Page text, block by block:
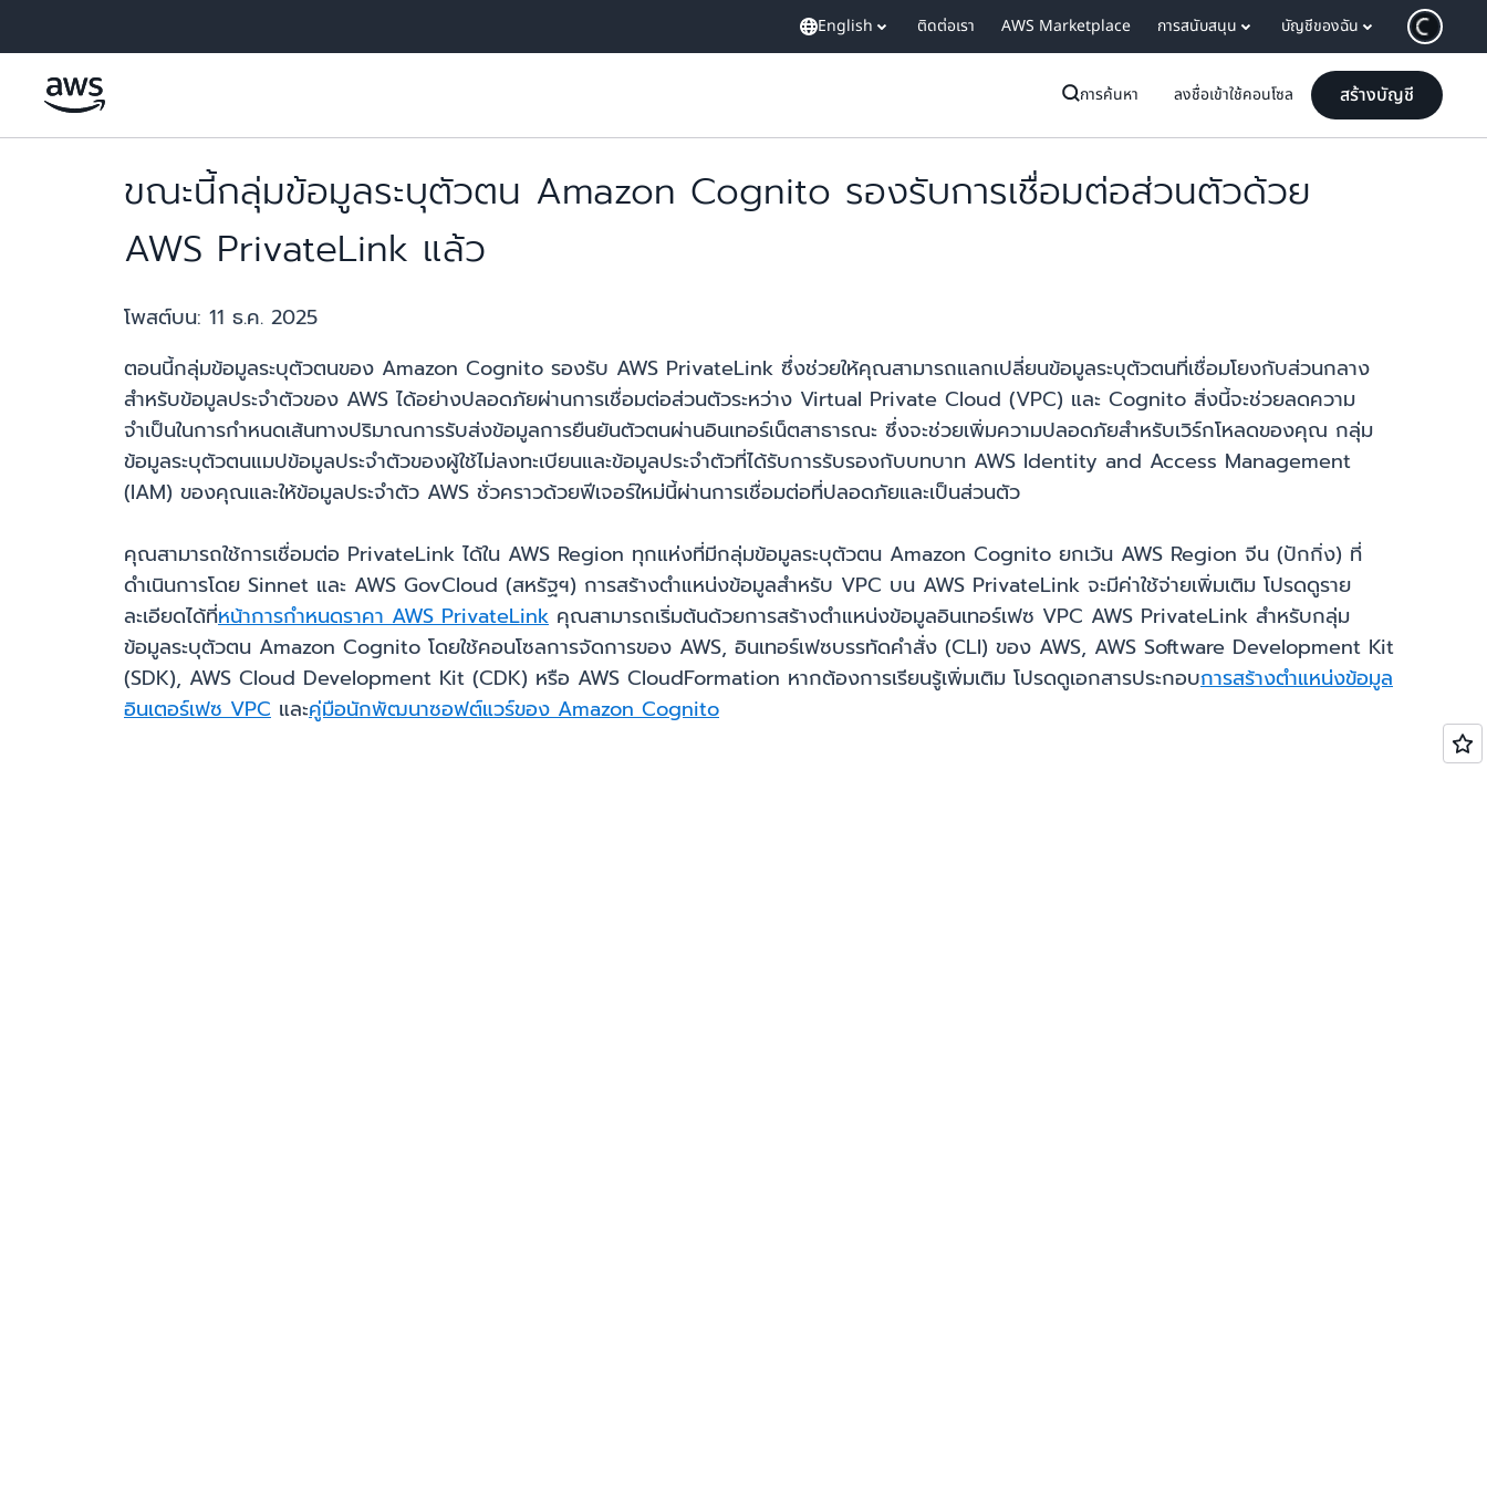
English ติดต่อเรา AWS Marketplace การสนับสนุน บัญชีของฉัน
การค้นหา ลงชื่อเข้าใช้คอนโซล สร้างบัญชี
ขณะนี้กลุ่มข้อมูลระบุตัวตน Amazon Cognito รองรับการเชื่อมต่อส่วนตัวด้วย
AWS PrivateLink แล้ว
โพสต์บน: 11 ธ.ค. 2025
ตอนนี้กลุ่มข้อมูลระบุตัวตนของ Amazon Cognito รองรับ AWS PrivateLink ซึ่งช่วยให้คุณสามารถแลกเปลี่ยนข้อมูลระบุตัวตนที่เชื่อมโยงกับส่วนกลาง
สำหรับข้อมูลประจำตัวของ AWS ได้อย่างปลอดภัยผ่านการเชื่อมต่อส่วนตัวระหว่าง Virtual Private Cloud (VPC) และ Cognito สิ่งนี้จะช่วยลดความ
จำเป็นในการกำหนดเส้นทางปริมาณการรับส่งข้อมูลการยืนยันตัวตนผ่านอินเทอร์เน็ตสาธารณะ ซึ่งจะช่วยเพิ่มความปลอดภัยสำหรับเวิร์กโหลดของคุณ กลุ่ม
ข้อมูลระบุตัวตนแมปข้อมูลประจำตัวของผู้ใช้ไม่ลงทะเบียนและข้อมูลประจำตัวที่ได้รับการรับรองกับบทบาท AWS Identity and Access Management
(IAM) ของคุณและให้ข้อมูลประจำตัว AWS ชั่วคราวด้วยฟีเจอร์ใหม่นี้ผ่านการเชื่อมต่อที่ปลอดภัยและเป็นส่วนตัว
คุณสามารถใช้การเชื่อมต่อ PrivateLink ได้ใน AWS Region ทุกแห่งที่มีกลุ่มข้อมูลระบุตัวตน Amazon Cognito ยกเว้น AWS Region จีน (ปักกิ่ง) ที่
ดำเนินการโดย Sinnet และ AWS GovCloud (สหรัฐฯ) การสร้างตำแหน่งข้อมูลสำหรับ VPC บน AWS PrivateLink จะมีค่าใช้จ่ายเพิ่มเติม โปรดดูราย
ละเอียดได้ที่หน้าการกำหนดราคา AWS PrivateLink คุณสามารถเริ่มต้นด้วยการสร้างตำแหน่งข้อมูลอินเทอร์เฟซ VPC AWS PrivateLink สำหรับกลุ่ม
ข้อมูลระบุตัวตน Amazon Cognito โดยใช้คอนโซลการจัดการของ AWS, อินเทอร์เฟซบรรทัดคำสั่ง (CLI) ของ AWS, AWS Software Development Kit
(SDK), AWS Cloud Development Kit (CDK) หรือ AWS CloudFormation หากต้องการเรียนรู้เพิ่มเติม โปรดดูเอกสารประกอบการสร้างตำแหน่งข้อมูล
อินเตอร์เฟซ VPC และคู่มือนักพัฒนาซอฟต์แวร์ของ Amazon Cognito